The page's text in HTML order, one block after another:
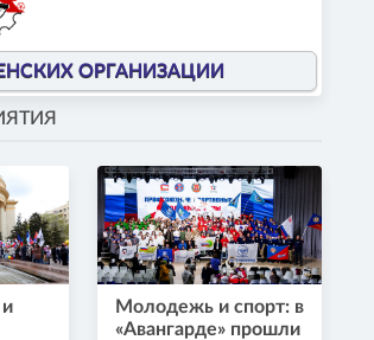
ОРГАНИЗАЦИИ
Молодежь и спорт: в
«Авангарде» прошли